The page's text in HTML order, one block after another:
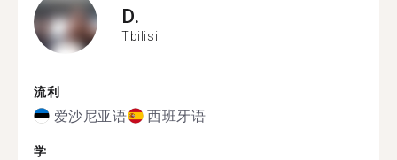
D.
Tbilisi
流利
爱沙尼亚语 西班牙语
学